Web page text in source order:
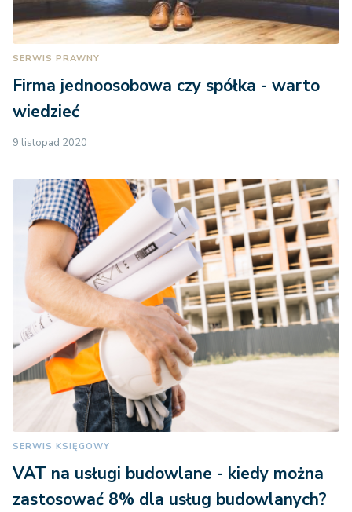
SERWIS PRAWNY
Firma jednoosobowa czy spółka - warto
wiedzieć
9 listopad 2020
SERWIS KSIĘGOWY
VAT na usługi budowlane - kiedy można
zastosować 8% dla usług budowlanych?